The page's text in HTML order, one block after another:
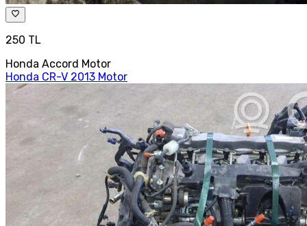
250 TL
Honda Accord Motor
Honda CR-V 2013 Motor